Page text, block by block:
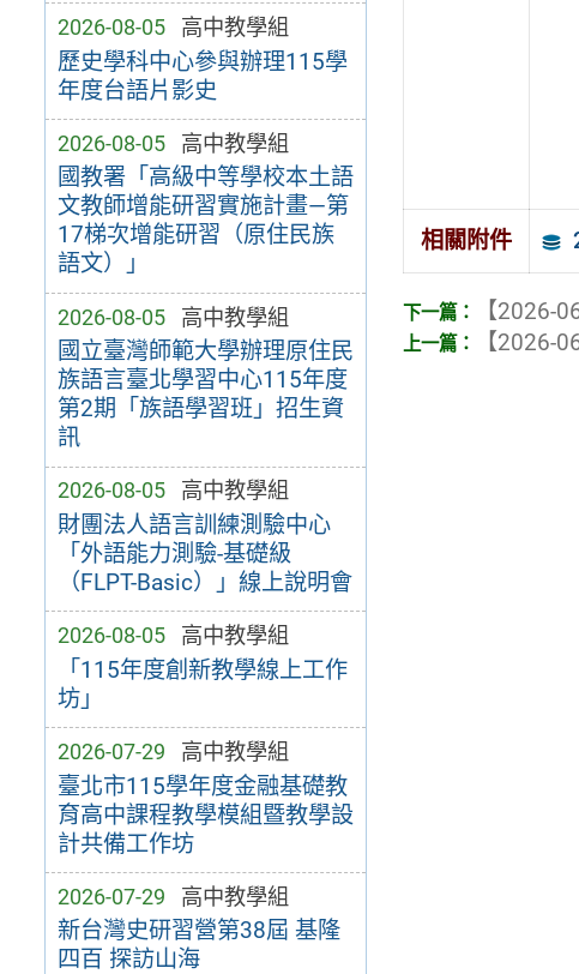
2026-08-05 高中教學組
歷史學科中心參與辦理115學
年度台語片影史
2026-08-05 高中教學組
國教署「高級中等學校本土語
文教師增能研習實施計畫—第
17梯次增能研習（原住民族
語文）」
2026-08-05 高中教學組
國立臺灣師範大學辦理原住民
族語言臺北學習中心115年度
第2期「族語學習班」招生資
訊
2026-08-05 高中教學組
財團法人語言訓練測驗中心
「外語能力測驗-基礎級
（FLPT-Basic）」線上說明會
2026-08-05 高中教學組
「115年度創新教學線上工作
坊」
2026-07-29 高中教學組
臺北市115學年度金融基礎教
育高中課程教學模組暨教學設
計共備工作坊
2026-07-29 高中教學組
新台灣史研習營第38屆 基隆
四百 探訪山海
相關附件
【2026-
【2026-